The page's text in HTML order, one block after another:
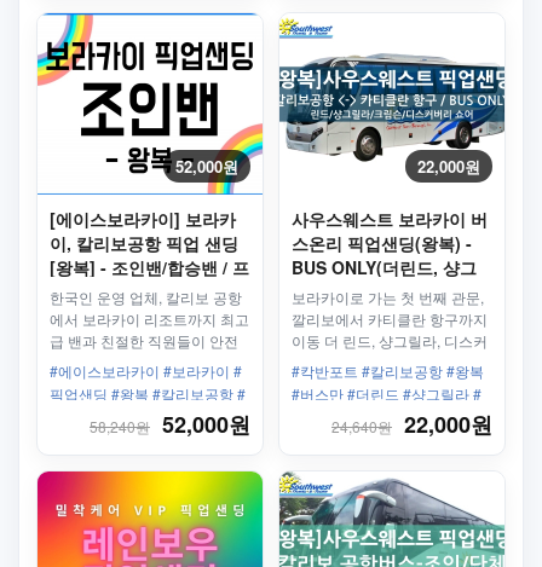
52,000원
[에이스보라카이] 보라카
이, 칼리보공항 픽업 샌딩
[왕복] - 조인밴/합승밴 / 프
리패스
한국인 운영 업체, 칼리보 공항
에서 보라카이 리조트까지 최고
급 밴과 친절한 직원들이 안전
하고 편안하게 모십니다.
#에이스보라카이 #보라카이 #
픽업샌딩 #왕복 #칼리보공항 #
보라카이리조트 #한인업체 #최
고의서비스
58,240원 52,000원
22,000원
사우스웨스트 보라카이 버
스온리 픽업샌딩(왕복) -
BUS ONLY(더린드, 샹그
랄라, 디스커버리쇼어, 크
림슨)
보라카이로 가는 첫 번째 관문,
깔리보에서 카티클란 항구까지
이동 더 린드, 샹그릴라, 디스커
버리 쇼어 리조트 숙박 고객님
만 이용 가능합니다.
#칵반포트 #칼리보공항 #왕복
#버스만 #더린드 #샹그릴라 #
디스커버리쇼어 #고급리조트 #
육상교통
24,640원 22,000원